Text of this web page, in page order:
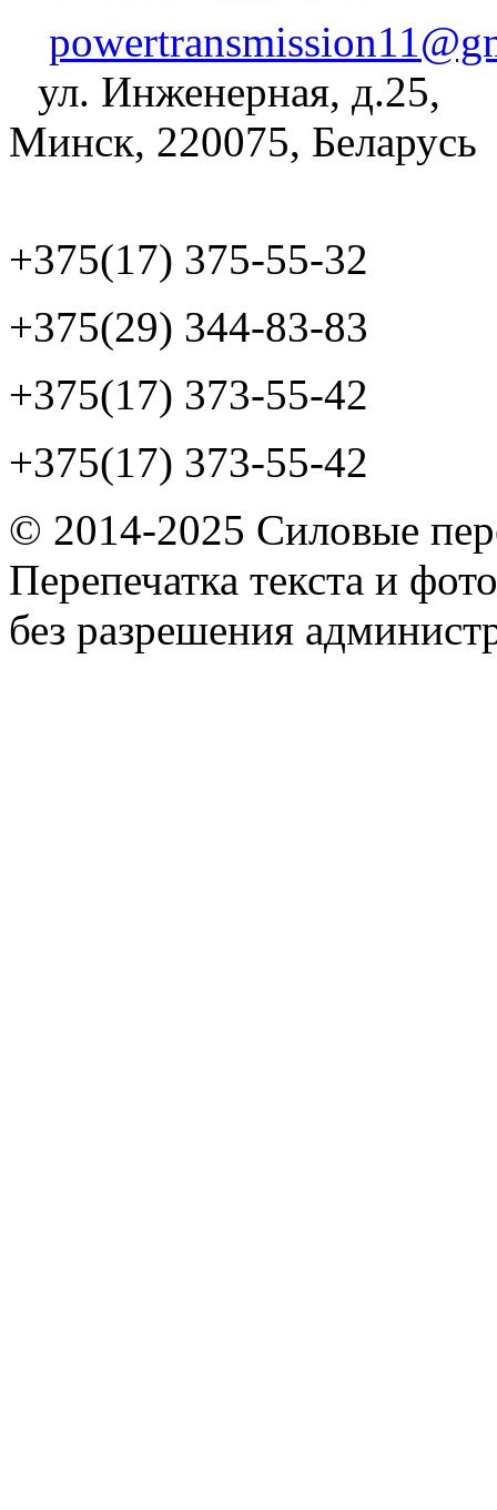
ул. Инженерная, д.25,
Минск, 220075, Беларусь
+375(17) 375-55-32
+375(29) 344-83-83
+375(17) 373-55-42
+375(17) 373-55-42
© 2014-2025 Силовые
Перепечатка текста и
без разрешения